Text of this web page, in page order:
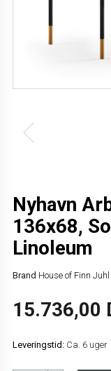
Nyhavn
136x68,
Linoleum
Brand House of Finn Juhl
15.736,00
Leveringstid: Ca. 6 uger